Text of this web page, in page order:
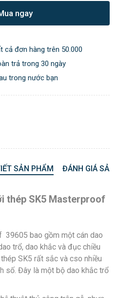
ngay
cả đơn hàng trên 50.000
trả trong 30 ngày
trong nước bạn
SẢN PHẨM ĐÁNH GIÁ
thép SK5 Masterproof
bao gồm một cán dao
trổ, dao khắc và đục chiều
SK5 rất sắc và cso nhiều
số. Đây là một bộ dao khắc trổ